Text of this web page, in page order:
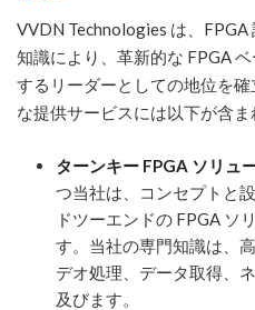
VVDN Technologies は、
知識により、革新的な FPGA
するリーダーとしての地位を
な提供サービスには以下が含ま
ターンキー FPGA ソリュ
つ当社は、コンセプトと
ドツーエンドの FPGA ソ
す。当社の専門知識は、
デオ処理、データ取得、
及びます。